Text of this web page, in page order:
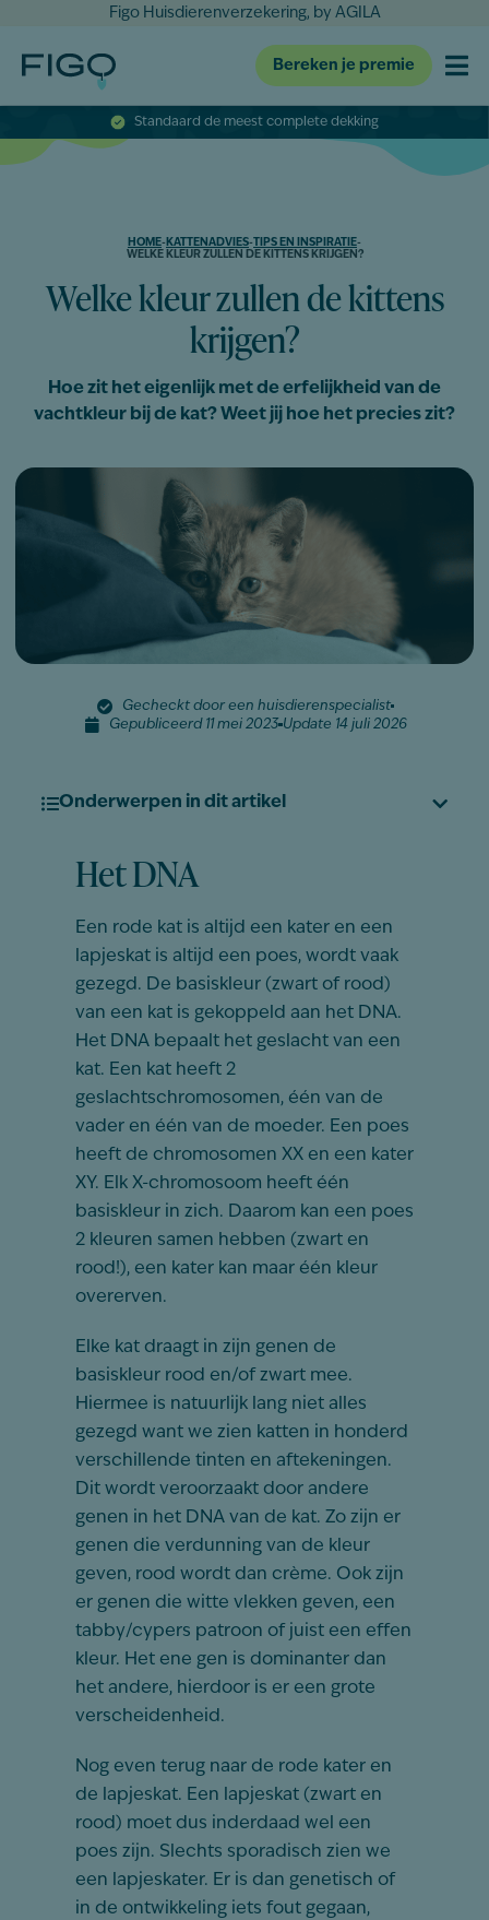
Figo Huisdierenverzekering, by AGILA
Bereken je premie
Standaard de meest complete dekking
HOME- KATTENADVIES-TIPS EN INSPIRATIE-
WELKE KLEUR ZULLEN DE KITTENS KRIJGEN?
Welke kleur zullen de kittens
krijgen?
Hoe zit het eigenlijk met de erfelijkheid van de
vachtkleur bij de kat? Weet jij hoe het precies zit?
Gecheckt door een huisdierenspecialist
Gepubliceerd 11 mei 2023 Update 14 juli 2026
Onderwerpen in dit artikel
Het DNA
Een rode kat is altijd een kater en een
lapjeskat is altijd een poes, wordt vaak
gezegd. De basiskleur (zwart of rood)
van een kat is gekoppeld aan het DNA.
Het DNA bepaalt het geslacht van een
kat. Een kat heeft 2
geslachtschromosomen, één van de
vader en één van de moeder. Een poes
heeft de chromosomen XX en een kater
XY. Elk X-chromosoom heeft één
basiskleur in zich. Daarom kan een poes
2 kleuren samen hebben (zwart en
rood!), een kater kan maar één kleur
overerven.
Elke kat draagt in zijn genen de
basiskleur rood en/of zwart mee.
Hiermee is natuurlijk lang niet alles
gezegd want we zien katten in honderd
verschillende tinten en aftekeningen.
Dit wordt veroorzaakt door andere
genen in het DNA van de kat. Zo zijn er
genen die verdunning van de kleur
geven, rood wordt dan crème. Ook zijn
er genen die witte vlekken geven, een
tabby/cypers patroon of juist een effen
kleur. Het ene gen is dominanter dan
het andere, hierdoor is er een grote
verscheidenheid.
Nog even terug naar de rode kater en
de lapjeskat. Een lapjeskat (zwart en
rood) moet dus inderdaad wel een
poes zijn. Slechts sporadisch zien we
een lapjeskater. Er is dan genetisch of
in de ontwikkeling iets fout gegaan,